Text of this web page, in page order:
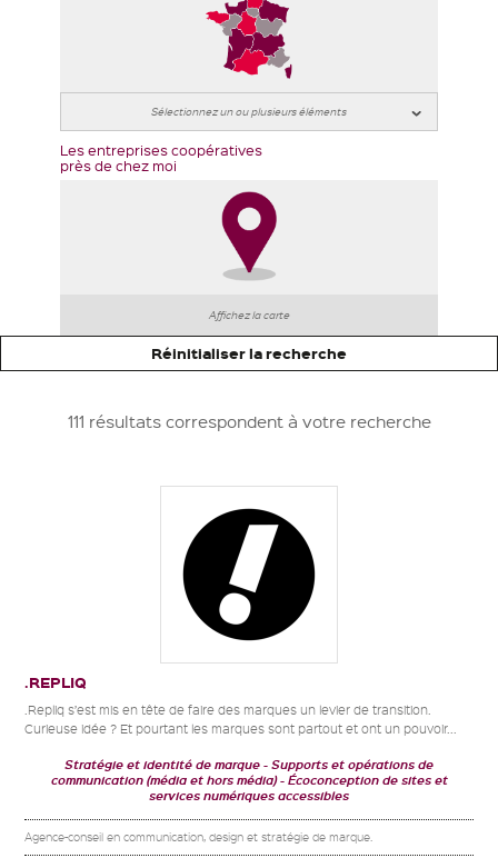
Les entreprises coopératives
près de chez moi
Affichez la carte
Réinitialiser la recherche
111 résultats correspondent à votre recherche
.REPLIQ
.Repliq s’est mis en tête de faire des marques un levier de transition.
Curieuse idée ? Et pourtant les marques sont partout et ont un pouvoir...
Stratégie et identité de marque
Supports et opérations de
communication (média et hors média)
Écoconception de sites et
services numériques accessibles
Agence-conseil en communication, design et stratégie de marque.